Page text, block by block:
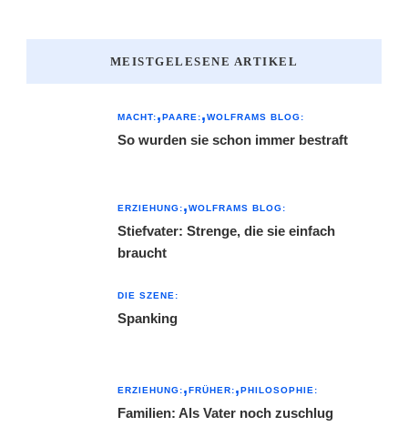
MEISTGELESENE ARTIKEL
MACHT: PAARE: WOLFRAMS BLOG:
So wurden sie schon immer bestraft
ERZIEHUNG: WOLFRAMS BLOG:
Stiefvater: Strenge, die sie einfach
braucht
DIE SZENE:
Spanking
ERZIEHUNG: FRÜHER: PHILOSOPHIE:
Familien: Als Vater noch zuschlug